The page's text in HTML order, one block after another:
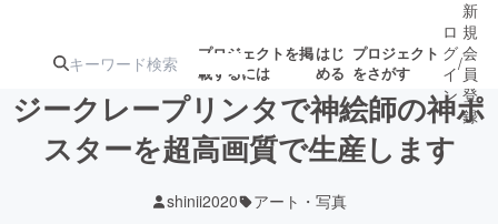
プロジェクトを掲
載するには
はじ
める
プロジェクト
をさがす
ジェクト
募集終了が近いプ
ロジェクト
ロ
グ
イ
ン
/
新
規
会
員
登
録
ジークレープリンタで神絵師の神ポ
スターを超高画質で生産します
shinii2020 アート・写真